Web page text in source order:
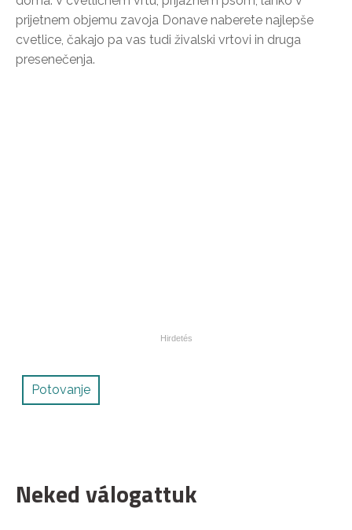
prijetnem objemu zavoja Donave naberete najlepše
cvetlice, čakajo pa vas tudi živalski vrtovi in druga
presenečenja.
Potovanje
Neked válogattuk